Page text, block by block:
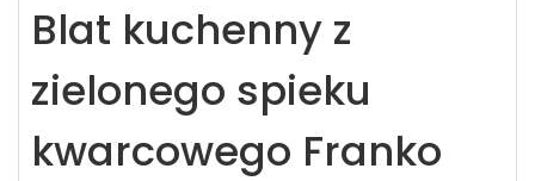
Blat kuchenny z
zielonego spieku
kwarcowego Franko